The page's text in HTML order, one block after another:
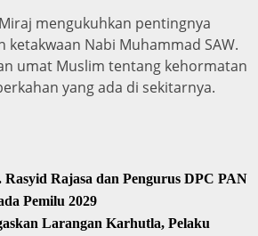
mengukuhkan pentingnya
ketakwaan Nabi Muhammad SAW.
umat Muslim tentang kehormatan
yang ada di sekitarnya.
Rajasa dan Pengurus DPC PAN
Pemilu 2029
Larangan Karhutla, Pelaku